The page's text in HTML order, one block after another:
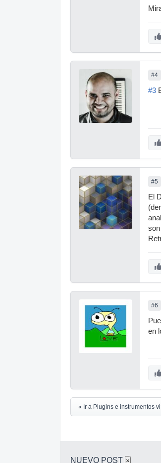
#4
#3
#5
El
#6
en
« Ir a Plugins e instrumentos
NUEVO POST ×